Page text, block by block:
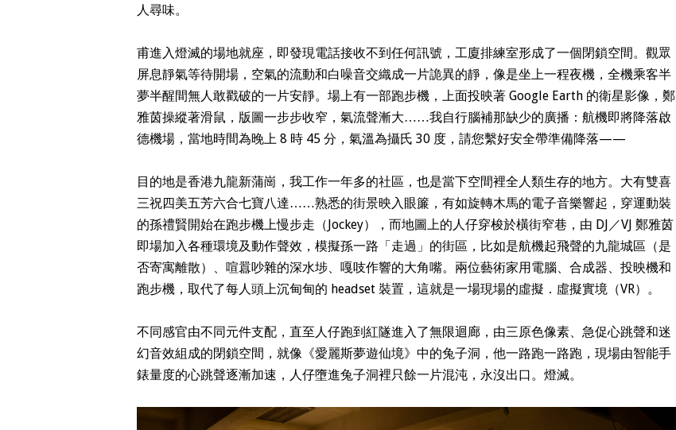
人尋味。
甫進入燈滅的場地就座，即發現電話接收不到任何訊號，工廈排練室形成了一個閉鎖空間。觀眾
屏息靜氣等待開場，空氣的流動和白噪音交織成一片詭異的靜，像是坐上一程夜機，全機乘客半
夢半醒間無人敢戳破的一片安靜。場上有一部跑步機，上面投映著 Google Earth 的衛星影像，鄭
雅茵操縱著滑鼠，版圖一步步收窄，氣流聲漸大……我自行腦補那缺少的廣播：航機即將降落啟
德機場，當地時間為晚上 8 時 45 分，氣溫為攝氏 30 度，請您繫好安全帶準備降落——
目的地是香港九龍新蒲崗，我工作一年多的社區，也是當下空間裡全人類生存的地方。大有雙喜
三祝四美五芳六合七寶八達……熟悉的街景映入眼簾，有如旋轉木馬的電子音樂響起，穿運動裝
的孫禮賢開始在跑步機上慢步走（Jockey），而地圖上的人仔穿梭於橫街窄巷，由 DJ／VJ 鄭雅茵
即場加入各種環境及動作聲效，模擬孫一路「走過」的街區，比如是航機起飛聲的九龍城區（是
否寄寓離散）、喧囂吵雜的深水埗、嘎吱作響的大角嘴。兩位藝術家用電腦、合成器、投映機和
跑步機，取代了每人頭上沉甸甸的 headset 裝置，這就是一場現場的虛擬．虛擬實境（VR）。
不同感官由不同元件支配，直至人仔跑到紅隧進入了無限迴廊，由三原色像素、急促心跳聲和迷
幻音效組成的閉鎖空間，就像《愛麗斯夢遊仙境》中的兔子洞，他一路跑一路跑，現場由智能手
錶量度的心跳聲逐漸加速，人仔墮進兔子洞裡只餘一片混沌，永沒出口。燈滅。